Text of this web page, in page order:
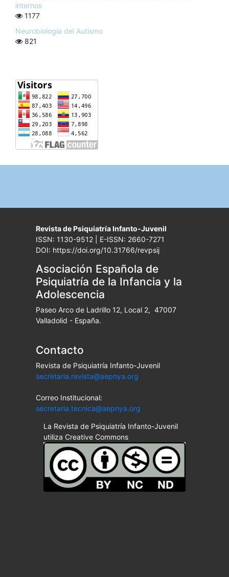
internos
1177
Neurobiología del Autismo
821
Revista de Psiquiatría Infanto-Juvenil
ISSN: 1130-9512 | E-ISSN: 2660-7271
DOI: https://doi.org/10.31766/revpsij
Asociación Española de
Psiquiatría de la Infancia y la
Adolescencia
Paseo Arco de Ladrillo 12, Local 2, 47007
Valladolid - España.
Contacto
Revista de Psiquiatría Infanto-Juvenil
secretaria.revista@aepnya.org
Correo Institucional:
secretaria.tecnica@aepnya.org
La Revista de Psiquiatría Infanto-Juvenil
utiliza Creative Commons